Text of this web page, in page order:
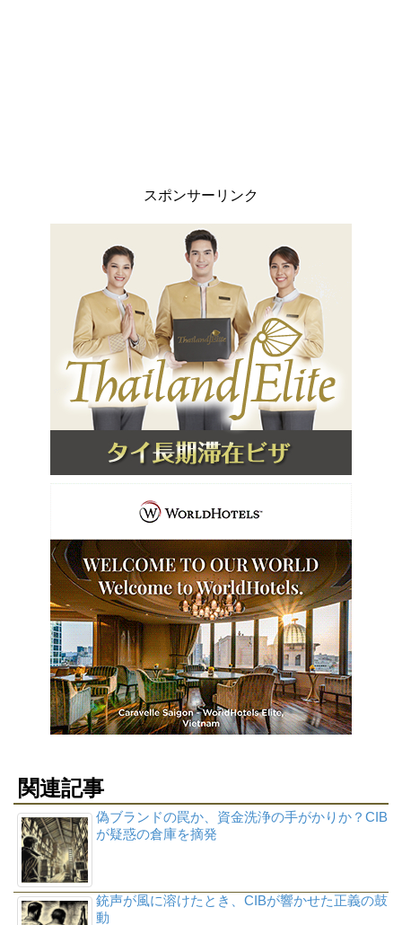
スポンサーリンク
関連記事
偽ブランドの罠か、資金洗浄の手がかりか？CIB
が疑惑の倉庫を摘発
銃声が風に溶けたとき、CIBが響かせた正義の鼓
動